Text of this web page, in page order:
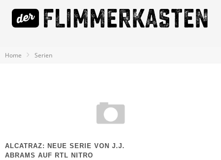
Home Serien
ALCATRAZ: NEUE SERIE VON J.J.
ABRAMS AUF RTL NITRO